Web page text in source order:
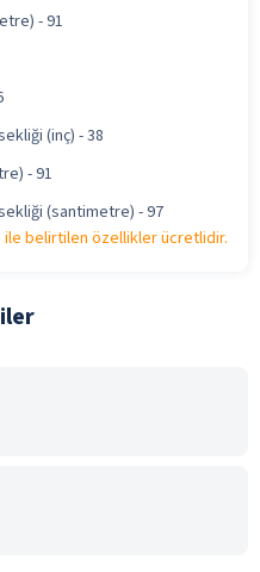
- 91
(inç) - 38
- 91
(santimetre) - 97
ile belirtilen özellikler ücretlidir.